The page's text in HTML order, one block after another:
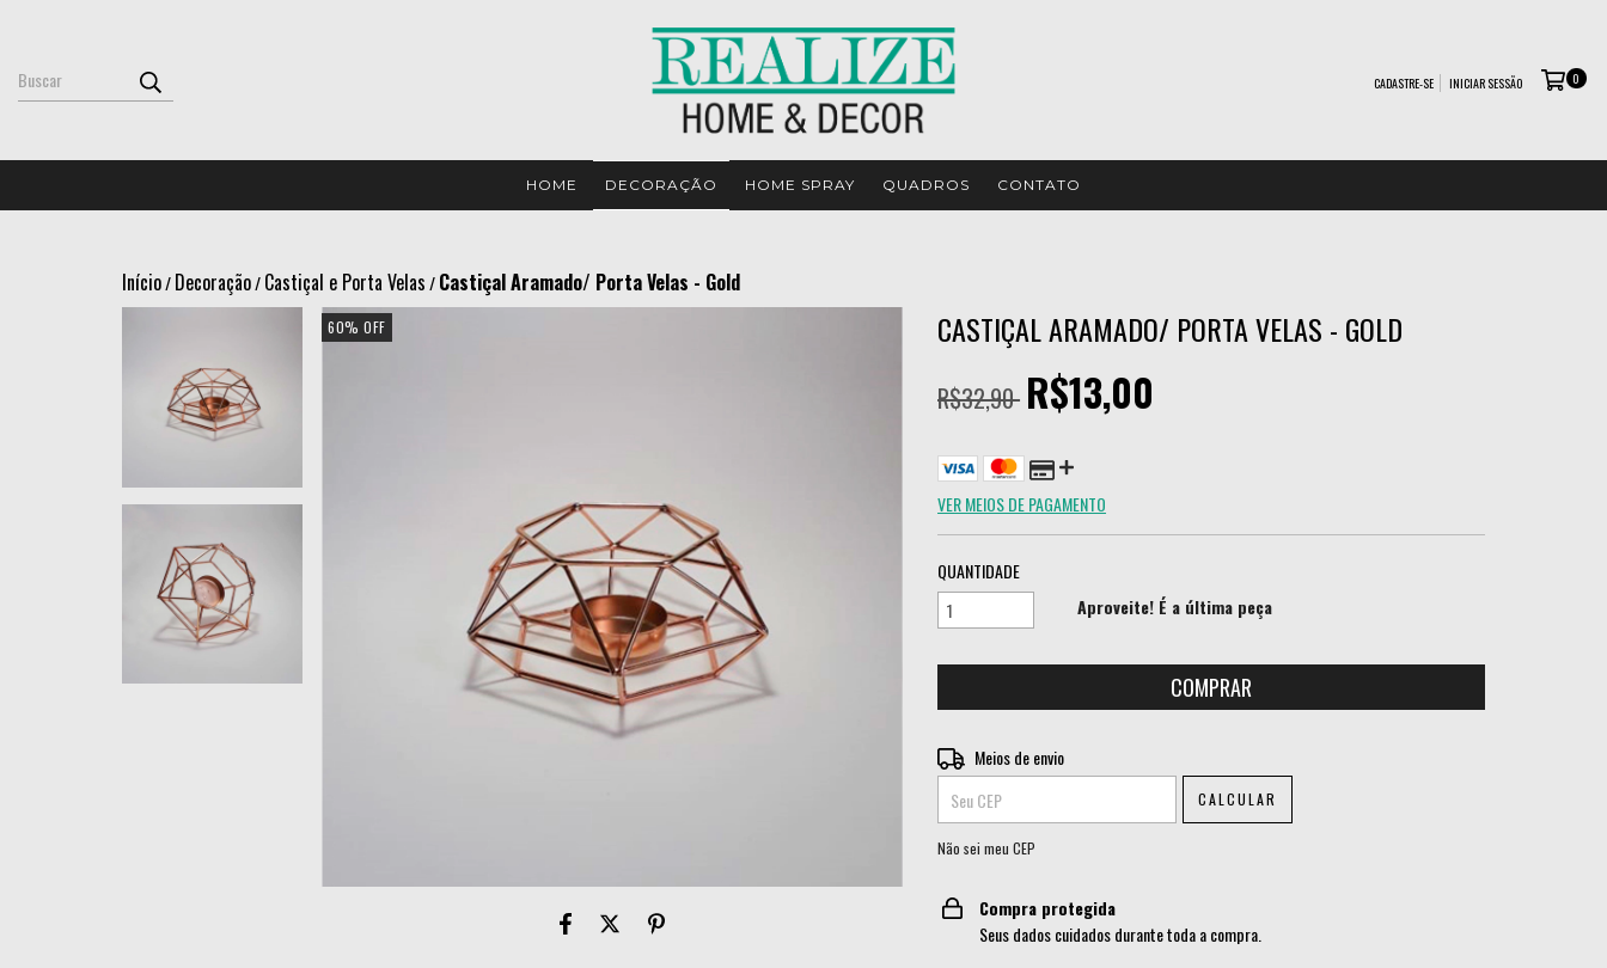
CADASTRE-SE INICIAR SESSÃO 0
HOME DECORAÇÃO HOME SPRAY QUADROS CONTATO
Início/Decoração/Castiçal e Porta Velas/Castiçal Aramado/ Porta Velas - Gold
60%OFF CASTIÇAL ARAMADO/ PORTA VELAS - GOLD
R$32,90 R$13,00
VER MEIOS DE PAGAMENTO
QUANTIDADE
Aproveite! É a última peça
Entregas para o CEP:
Meios de envio
CALCULAR
Não sei meu CEP
Compra protegida
Seus dados cuidados durante toda a compra.